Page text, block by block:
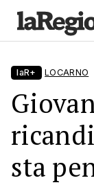
laR+ LOCARNO
sta